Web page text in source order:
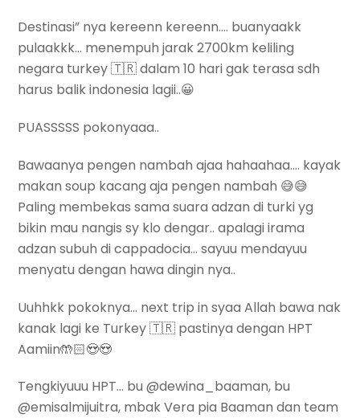
Destinasi” nya kereenn kereenn…. buanyaakk
pulaakkk… menempuh jarak 2700km keliling
negara turkey 🇹🇷 dalam 10 hari gak terasa sdh
harus balik indonesia lagii..😀
PUASSSSS pokonyaaa..
Bawaanya pengen nambah ajaa hahaahaa…. kayak
makan soup kacang aja pengen nambah 😅😅
Paling membekas sama suara adzan di turki yg
bikin mau nangis sy klo dengar.. apalagi irama
adzan subuh di cappadocia… sayuu mendayuu
menyatu dengan hawa dingin nya..
Uuhhkk pokoknya… next trip in syaa Allah bawa nak
kanak lagi ke Turkey 🇹🇷 pastinya dengan HPT
Aamiin🤲🏻😍😍
Tengkiyuuu HPT… bu @dewina_baaman, bu
@emisalmijuitra, mbak Vera pia Baaman dan team